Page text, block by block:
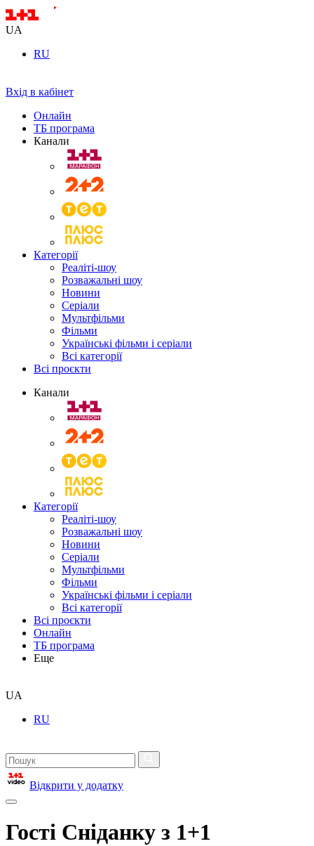
UA
RU
Вхід в кабінет
Онлайн
ТБ програма
Канали
Категорії
Реаліті-шоу
Розважальні шоу
Новини
Серіали
Мультфільми
Фільми
Українські фільми і серіали
Всі категорії
Всі проєкти
Канали
Категорії
Реаліті-шоу
Розважальні шоу
Новини
Серіали
Мультфільми
Фільми
Українські фільми і серіали
Всі категорії
Всі проєкти
Онлайн
ТБ програма
Еще
UA
RU
Відкрити у додатку
Гості Сніданку з 1+1